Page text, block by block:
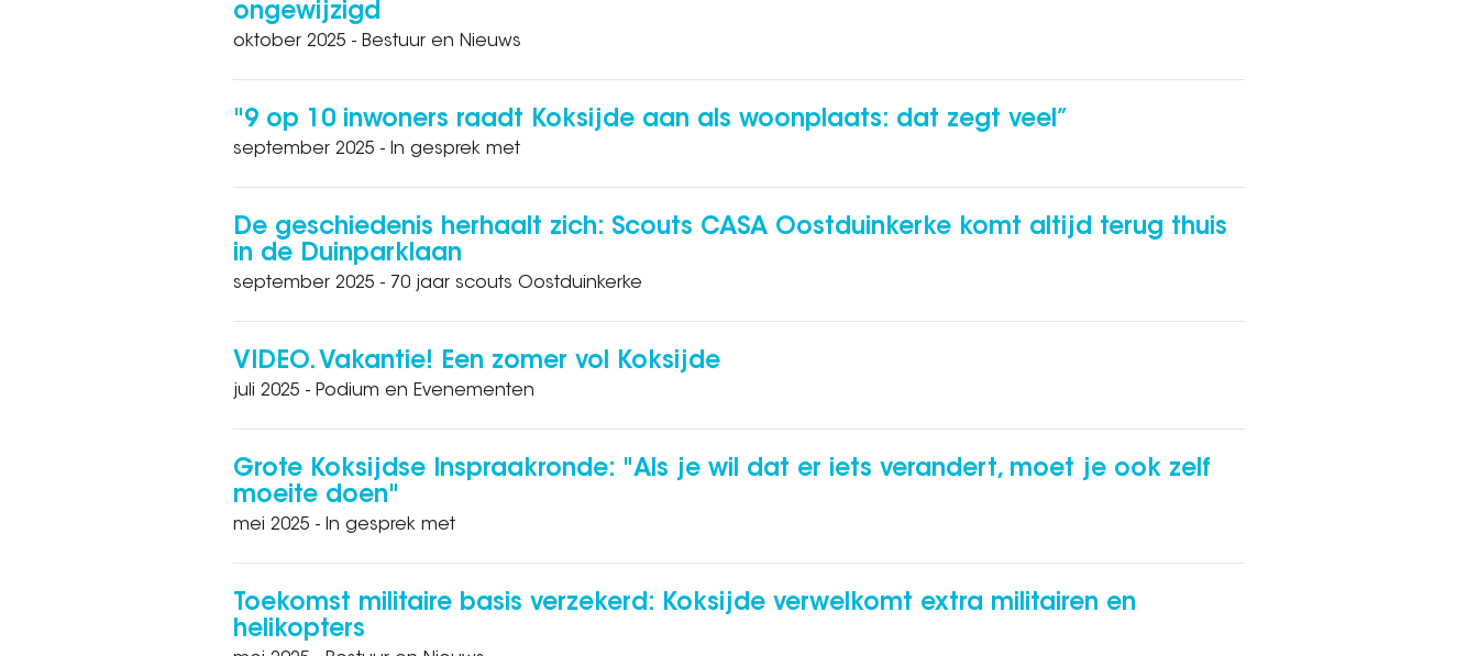
ongewijzigd
oktober 2025 - Bestuur en Nieuws
"9 op 10 inwoners raadt Koksijde aan als woonplaats: dat zegt veel”
september 2025 - In gesprek met
De geschiedenis herhaalt zich: Scouts CASA Oostduinkerke komt altijd terug thuis
in de Duinparklaan
september 2025 - 70 jaar scouts Oostduinkerke
VIDEO. Vakantie! Een zomer vol Koksijde
juli 2025 - Podium en Evenementen
Grote Koksijdse Inspraakronde: "Als je wil dat er iets verandert, moet je ook zelf
moeite doen"
mei 2025 - In gesprek met
Toekomst militaire basis verzekerd: Koksijde verwelkomt extra militairen en
helikopters